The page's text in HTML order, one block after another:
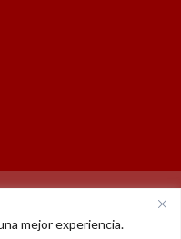
mejor experiencia.
de privacidad